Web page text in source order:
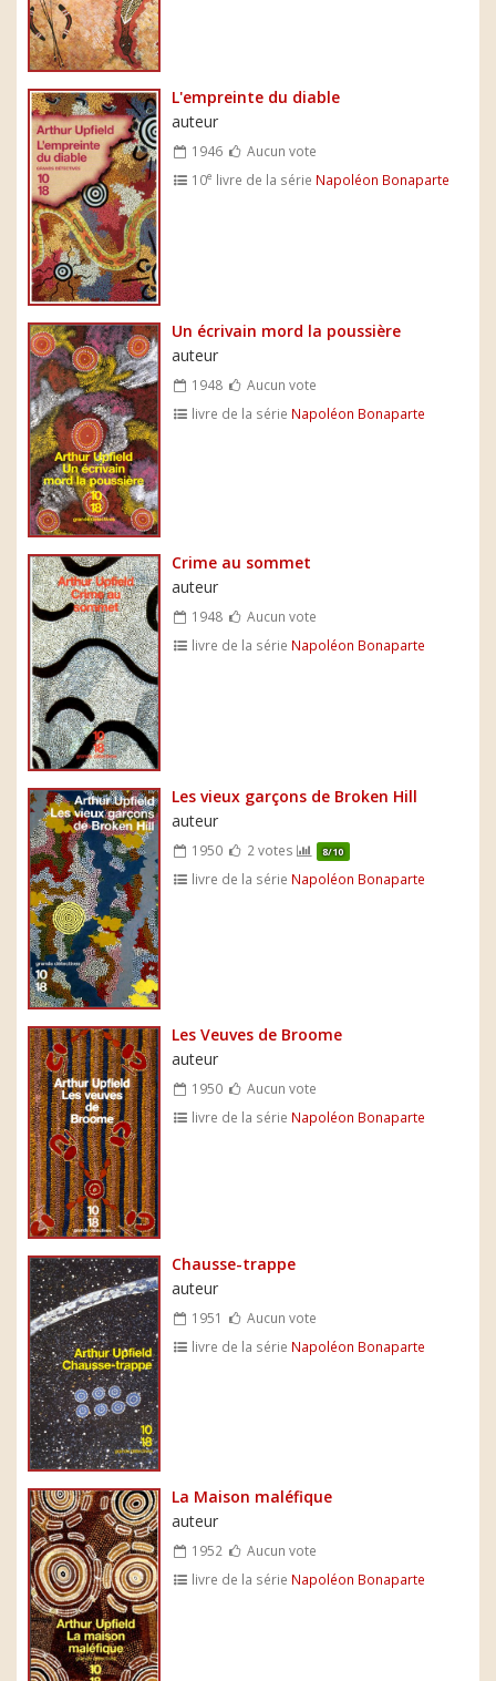
L'empreinte du diable
auteur
1946
Aucun vote
10e livre de la série Napoléon Bonaparte
Un écrivain mord la poussière
auteur
1948
Aucun vote
livre de la série Napoléon Bonaparte
Crime au sommet
auteur
1948
Aucun vote
livre de la série Napoléon Bonaparte
Les vieux garçons de Broken Hill
auteur
1950 2 votes 8/10
livre de la série Napoléon Bonaparte
Les Veuves de Broome
auteur
1950
Aucun vote
livre de la série Napoléon Bonaparte
Chausse-trappe
auteur
1951
Aucun vote
livre de la série Napoléon Bonaparte
La Maison maléfique
auteur
1952
Aucun vote
livre de la série Napoléon Bonaparte